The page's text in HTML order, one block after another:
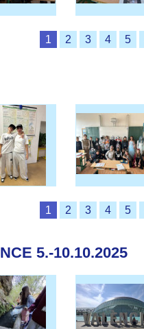
1 2 3 4 5
1 2 3 4 5
5.-10.10.2025